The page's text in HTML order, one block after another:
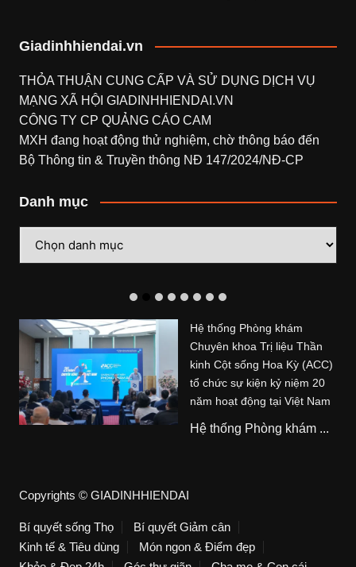
Giadinhhiendai.vn
THỎA THUẬN CUNG CẤP VÀ SỬ DỤNG DỊCH VỤ
MẠNG XÃ HỘI GIADINHHIENDAI.VN
CÔNG TY CP QUẢNG CÁO CAM
MXH đang hoạt động thử nghiệm, chờ thông báo đến
Bộ Thông tin & Truyền thông NĐ 147/2024/NĐ-CP
Danh mục
mục
Hệ thống Phòng khám
Chuyên khoa Trị liệu Thần
kinh Cột sống Hoa Kỳ (ACC)
tổ chức sự kiện kỷ niệm 20
năm hoạt động tại Việt Nam
Hệ thống Phòng khám ...
Copyrights © GIADINHHIENDAI
Bí quyết sống Thọ
Bí quyết Giảm cân
Kinh tế & Tiêu dùng
Món ngon & Điểm đẹp